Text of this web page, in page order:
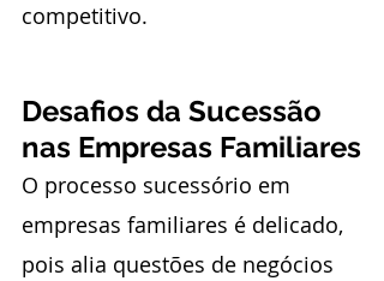
competitivo.
Desafios da Sucessão
nas Empresas Familiares
O processo sucessório em
empresas familiares é delicado,
pois alia questões de negócios